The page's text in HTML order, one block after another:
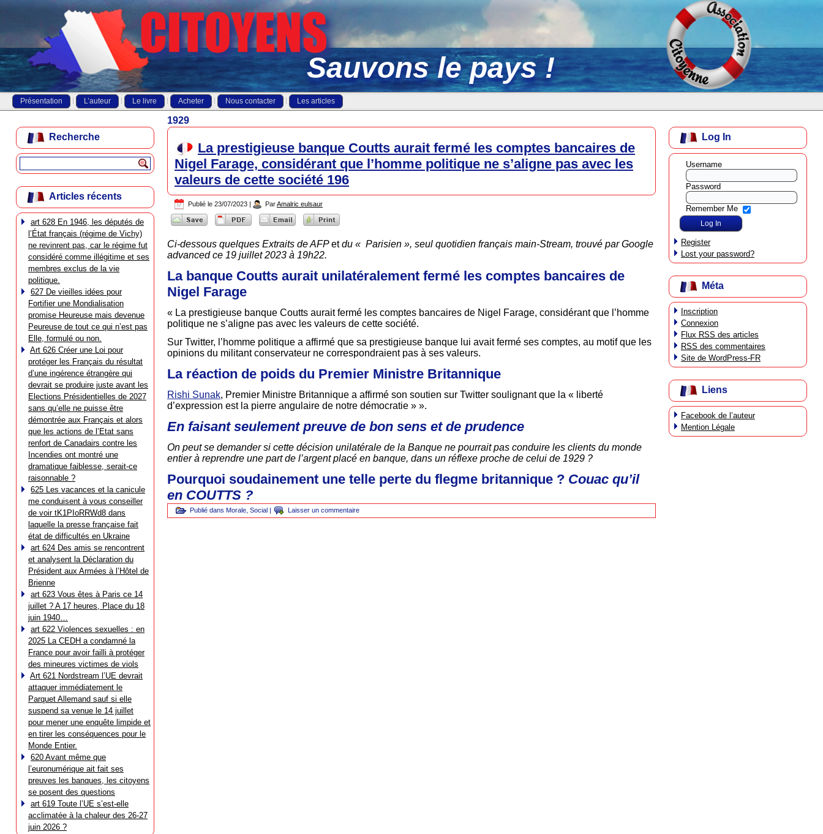
Sauvons le pays !
Présentation L’auteur Le livre Acheter Nous contacter Les articles
Recherche
Articles récents
art 628 En 1946, les députés de
l’État français (régime de Vichy)
ne revinrent pas, car le régime fut
considéré comme illégitime et ses
membres exclus de la vie
politique.
627 De vieilles idées pour
Fortifier une Mondialisation
promise Heureuse mais devenue
Peureuse de tout ce qui n’est pas
Elle, formulé ou non.
Art 626 Créer une Loi pour
protéger les Français du résultat
d’une ingérence étrangère qui
devrait se produire juste avant les
Elections Présidentielles de 2027
sans qu’elle ne puisse être
démontrée aux Français et alors
que les actions de l’Etat sans
renfort de Canadairs contre les
Incendies ont montré une
dramatique faiblesse, serait-ce
raisonnable ?
625 Les vacances et la canicule
me conduisent à vous conseiller
de voir tK1PIoRRWd8 dans
laquelle la presse française fait
état de difficultés en Ukraine
art 624 Des amis se rencontrent
et analysent la Déclaration du
Président aux Armées à l’Hôtel de
Brienne
art 623 Vous êtes à Paris ce 14
juillet ? A 17 heures, Place du 18
juin 1940…
art 622 Violences sexuelles : en
2025 La CEDH a condamné la
France pour avoir failli à protéger
des mineures victimes de viols
Art 621 Nordstream l’UE devrait
attaquer immédiatement le
Parquet Allemand sauf si elle
suspend sa venue le 14 juillet
pour mener une enquête limpide et
en tirer les conséquences pour le
Monde Entier.
620 Avant même que
l’euronumérique ait fait ses
preuves les banques, les citoyens
se posent des questions
art 619 Toute l’UE s’est-elle
acclimatée à la chaleur des 26-27
juin 2026 ?
1929
La prestigieuse banque Coutts aurait fermé les comptes bancaires de
Nigel Farage, considérant que l’homme politique ne s’aligne pas avec les
valeurs de cette société 196
Publié le 23/07/2023 | ParAmalric eulsaur
Ci-dessous quelques Extraits deAFPetdu « Parisien », seul quotidien français main-Stream, trouvé par Google
advanced ce 19 juillet 2023 à 19h22.
La banque Coutts aurait unilatéralement fermé les comptes bancaires de
Nigel Farage
« La prestigieuse banque Coutts aurait fermé les comptes bancaires de Nigel Farage, considérant que l’homme
politique ne s’aligne pas avec les valeurs de cette société.
Sur Twitter, l’homme politique a affirmé que sa prestigieuse banque lui avait fermé ses comptes, au motif que les
opinions du militant conservateur ne correspondraient pas à ses valeurs.
La réaction de poids du Premier Ministre Britannique
Rishi Sunak, Premier Ministre Britannique a affirmé son soutien sur Twitter soulignant que la « liberté
d’expression est la pierre angulaire de notre démocratie » ».
En faisant seulement preuve de bon sens et de prudence
On peut se demander si cette décision unilatérale de la Banque ne pourrait pas conduire les clients du monde
entier à reprendre une part de l’argent placé en banque, dans un réflexe proche de celui de 1929 ?
Pourquoi soudainement une telle perte du flegme britannique ? Couac qu’il
en COUTTS ?
Publié dans Morale Social | Laisser un commentaire
Log In
Username
Password
Remember Me
Register
Lost your password?
Méta
Inscription
Connexion
Flux RSS des articles
RSS des commentaires
Site de WordPress-FR
Liens
Facebook de l’auteur
Mention Légale